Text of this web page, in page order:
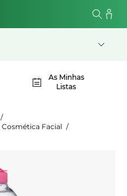
As Minhas
Listas
/
Cosmética Facial /